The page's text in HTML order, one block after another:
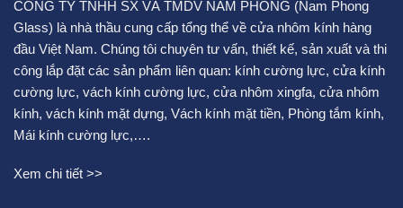
CÔNG TY TNHH SX VÀ TMDV NAM PHONG (Nam Phong
Glass) là nhà thầu cung cấp tổng thể về cửa nhôm kính hàng
đầu Việt Nam. Chúng tôi chuyên tư vấn, thiết kế, sản xuất và thi
công lắp đặt các sản phẩm liên quan: kính cường lực, cửa kính
cường lực, vách kính cường lực, cửa nhôm xingfa, cửa nhôm
kính, vách kính mặt dựng, Vách kính mặt tiền, Phòng tắm kính,
Mái kính cường lực,….
Xem chi tiết >>